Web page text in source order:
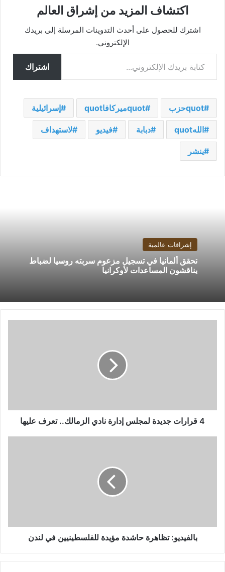
اكتشاف المزيد من إشراق العالم
اشترك للحصول على أحدث التدوينات المرسلة إلى بريدك
الإلكتروني.
كتابة بريدك الإلكتروني...
اشتراك
quotحزب quotميركافاquot إسرائيلية
اللهquot دبابة فيديو لاستهداف
ينشر
إشراقات عالمية
تحقق ألمانيا في تسجيل مزعوم سربته روسيا لضباط
يناقشون المساعدات لأوكرانيا
عليها
4 قرارات جديدة لمجلس إدارة نادي الزمالك.. تعرف عليها
بالفيديو: تظاهرة حاشدة مؤيدة للفلسطينيين في لندن